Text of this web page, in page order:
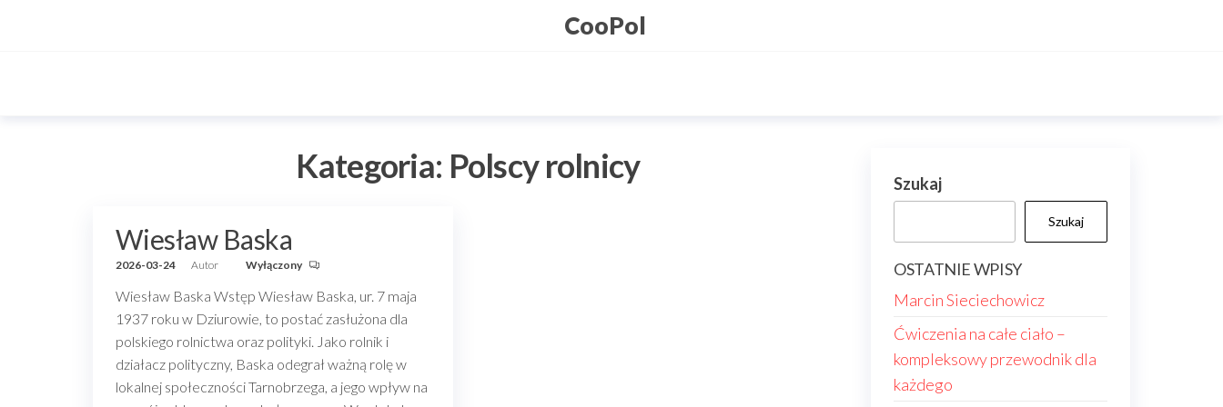
CooPol
Kategoria: Polscy rolnicy
Wiesław Baska
2026-03-24 Autor Wyłączony
Wiesław Baska Wstęp Wiesław Baska, ur. 7 maja
1937 roku w Dziurowie, to postać zasłużona dla
polskiego rolnictwa oraz polityki. Jako rolnik i
działacz polityczny, Baska odegrał ważną rolę w
lokalnej społeczności Tarnobrzega, a jego wpływ na
Szukaj
Szukaj
OSTATNIE WPISY
Marcin Sieciechowicz
Ćwiczenia na całe ciało –
kompleksowy przewodnik dla
każdego